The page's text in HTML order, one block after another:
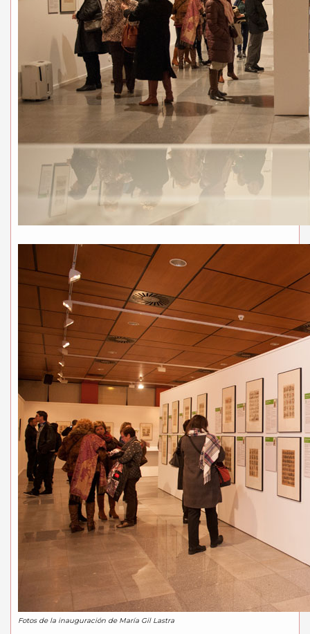
Fotos de la inauguración de María Gil Lastra